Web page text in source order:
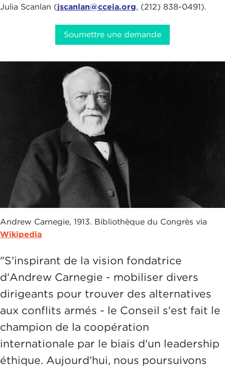
Julia Scanlan (jscanlan@cceia.org, (212) 838-0491).
Soumettre une demande
Andrew Carnegie, 1913. Bibliothèque du Congrès via
Wikipedia
"S'inspirant de la vision fondatrice
d'Andrew Carnegie - mobiliser divers
dirigeants pour trouver des alternatives
aux conflits armés - le Conseil s'est fait le
champion de la coopération
internationale par le biais d'un leadership
éthique. Aujourd'hui, nous poursuivons